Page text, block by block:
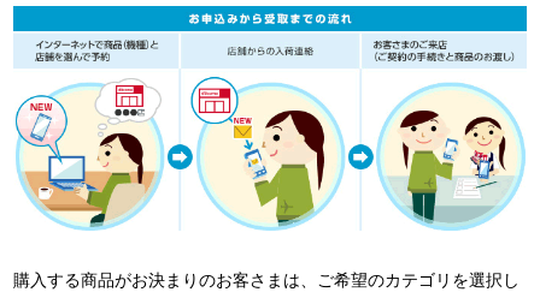
購入する商品がお決まりのお客さまは、ご希望のカテゴリを選択し